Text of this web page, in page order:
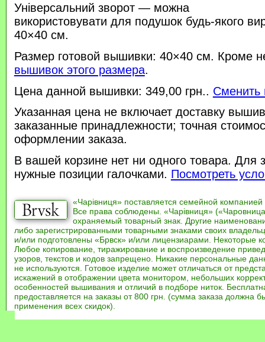
Універсальний зворот — можна
використовувати для подушок будь-якого
40×40 см.
Размер готовой вышивки: 40×40 см. Кроме
вышивок этого размера.
Цена данной вышивки: 349,00 грн.. Сменить
Указанная цена не включает доставку
заказанные принадлежности; точная
оформлении заказа.
В вашей корзине нет ни одного товара. Для
нужные позиции галочками. Посмотреть
«Чарівниця» поставляется семейной компанией
Все права соблюдены. «Чарівниця»
охраняемый товарный знак. Другие
либо зарегистрированными товарными знаками своих
и/или подготовлены «Брвск» и/или лицензиарами. Некоторые
Любое копирование, тиражирование и воспроизведение
узоров, текстов и кодов запрещено. Никакие персональные
не используются. Готовое изделие может отличаться от
искажений в отображении цвета монитором, небольших
особенностей вышивания и отличий в подборе ниток.
предоставляется на заказы от 800 грн. (сумма заказа должна
применения всех скидок).